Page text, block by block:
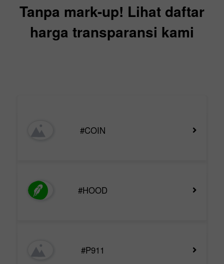
Tanpa mark-up! Lihat daftar
harga transparansi kami
#COIN
#HOOD
#P911